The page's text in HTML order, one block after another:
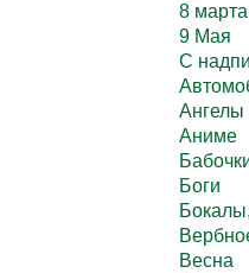
8 марта
9 Мая
C
Ангелы
Аниме
Боги
Весна